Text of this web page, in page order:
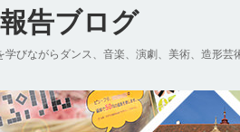
告ブログ
びながらダンス、音楽、演劇、美術、造形芸